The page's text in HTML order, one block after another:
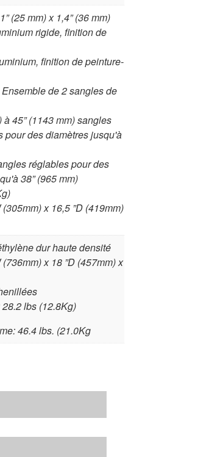
(25 mm) x 1,4” (36 mm)
rigide, finition de
finition de peinture-
de 2 sangles de
à 45” (1143 mm) sangles
pour des diamètres jusqu'à
réglables pour des
38” (965 mm)
x 16,5 ”D (419mm)
dur haute densité
x 18 ”D (457mm) x
lbs (12.8Kg)
46.4 lbs. (21.0Kg